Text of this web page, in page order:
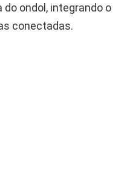
ondol, integrando o
conectadas.